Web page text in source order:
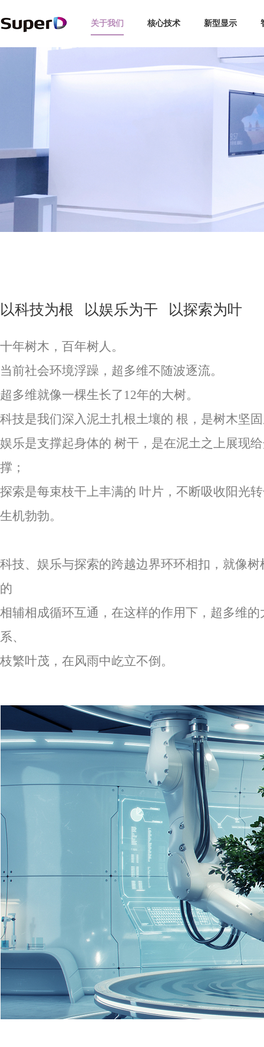
关于我们
企业介绍 领导关怀 发展历程 品牌故事
核心技术
3D显示 智慧交通 手机/PC
新型显示
智能探伤 未来眼镜 复眼视界 动作捕捉
博彩娱乐 交通安全
3C 新能源 轨道交通
全球布局 视觉专利 专利索引
企业新闻 行业动态 媒体报道 视频中心
以科技为根 以娱乐为干 以探索为叶
十年树木，百年树人。
当前社会环境浮躁，超多维不随波逐流。
超多维就像一棵生长了12年的大树。
科技是我们深入泥土扎根土壤的 根，是树木坚
娱乐是支撑起身体的 树干，是在泥土之上展现
撑；
探索是每束枝干上丰满的 叶片，不断吸收阳光
生机勃勃。
科技、娱乐与探索的跨越边界环环相扣，就像
的
相辅相成循环互通，在这样的作用下，超多维
系、
枝繁叶茂，在风雨中屹立不倒。